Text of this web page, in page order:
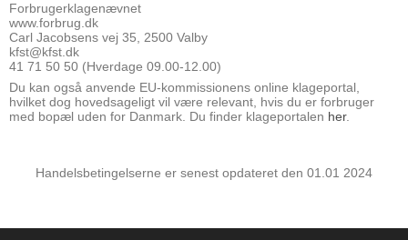
Forbrugerklagenævnet
www.forbrug.dk
Carl Jacobsens vej 35, 2500 Valby
kfst@kfst.dk
41 71 50 50 (Hverdage 09.00-12.00)
Du kan også anvende EU-kommissionens online klageportal,
hvilket dog hovedsageligt vil være relevant, hvis du er forbruger
med bopæl uden for Danmark. Du finder klageportalen her.
Handelsbetingelserne er senest opdateret den 01.01 2024